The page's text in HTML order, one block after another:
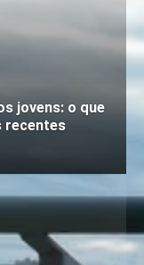
jovens: o que
recentes